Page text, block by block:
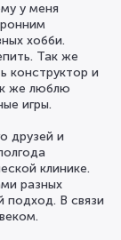
у меня
хобби.
Так же
конструктор и
же люблю
игры.
друзей и
клинике.
разных
подход. В связи